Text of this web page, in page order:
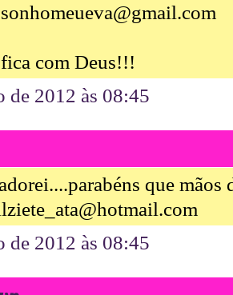
com Deus!!!
de 2012 às 08:45
que mãos
de 2012 às 08:45